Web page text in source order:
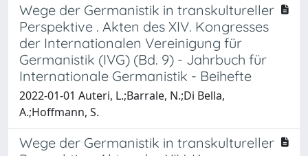
Wege der Germanistik in transkultureller
Perspektive . Akten des XIV. Kongresses
der Internationalen Vereinigung für
Germanistik (IVG) (Bd. 9) - Jahrbuch für
Internationale Germanistik - Beihefte
2022-01-01 Auteri, L.;Barrale, N.;Di Bella,
A.;Hoffmann, S.
Wege der Germanistik in transkultureller